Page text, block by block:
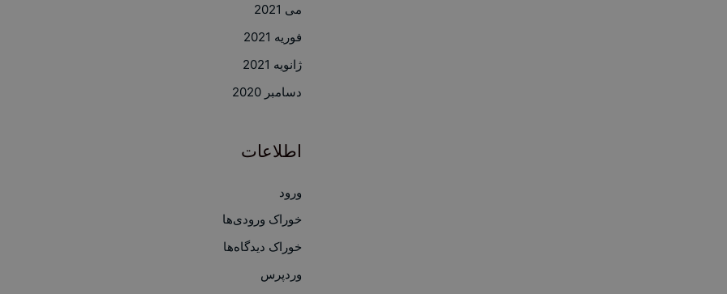
می 2021
فوریه 2021
ژانویه 2021
دسامبر 2020
اطلاعات
ورود
خوراک ورودی‌ها
خوراک دیدگاه‌ها
وردپرس